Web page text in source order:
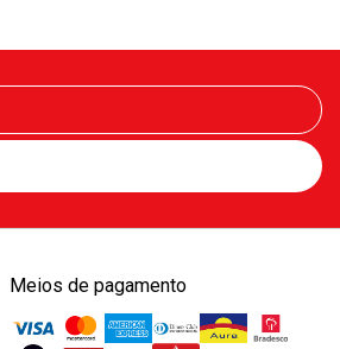
Meios de pagamento